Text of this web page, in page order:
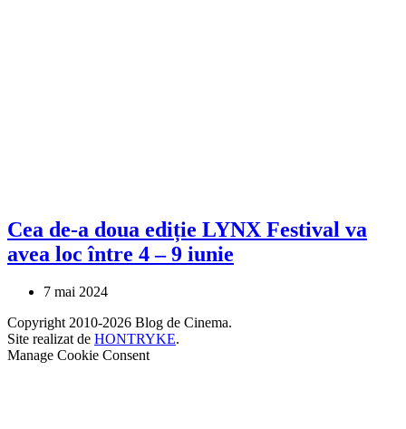
Cea de-a doua ediție LYNX Festival va
avea loc între 4 – 9 iunie
7 mai 2024
Copyright 2010-2026 Blog de Cinema.
Site realizat de HONTRYKE.
Manage Cookie Consent